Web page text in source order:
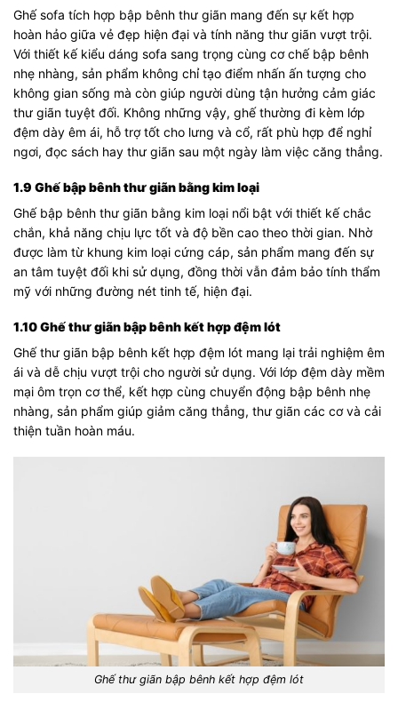
Ghế sofa tích hợp bập bênh thư giãn mang đến sự kết hợp
hoàn hảo giữa vẻ đẹp hiện đại và tính năng thư giãn vượt trội.
Với thiết kế kiểu dáng sofa sang trọng cùng cơ chế bập bênh
nhẹ nhàng, sản phẩm không chỉ tạo điểm nhấn ấn tượng cho
không gian sống mà còn giúp người dùng tận hưởng cảm giác
thư giãn tuyệt đối. Không những vậy, ghế thường đi kèm lớp
đệm dày êm ái, hỗ trợ tốt cho lưng và cổ, rất phù hợp để nghỉ
ngơi, đọc sách hay thư giãn sau một ngày làm việc căng thẳng.
1.9 Ghế bập bênh thư giãn bằng kim loại
Ghế bập bênh thư giãn bằng kim loại nổi bật với thiết kế chắc
chắn, khả năng chịu lực tốt và độ bền cao theo thời gian. Nhờ
được làm từ khung kim loại cứng cáp, sản phẩm mang đến sự
an tâm tuyệt đối khi sử dụng, đồng thời vẫn đảm bảo tính thẩm
mỹ với những đường nét tinh tế, hiện đại.
1.10 Ghế thư giãn bập bênh kết hợp đệm lót
Ghế thư giãn bập bênh kết hợp đệm lót mang lại trải nghiệm êm
ái và dễ chịu vượt trội cho người sử dụng. Với lớp đệm dày mềm
mại ôm trọn cơ thể, kết hợp cùng chuyển động bập bênh nhẹ
nhàng, sản phẩm giúp giảm căng thẳng, thư giãn các cơ và cải
thiện tuần hoàn máu.
Ghế thư giãn bập bênh kết hợp đệm lót